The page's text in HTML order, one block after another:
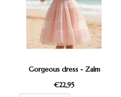
Gorgeous dress - Zalm
€22,95